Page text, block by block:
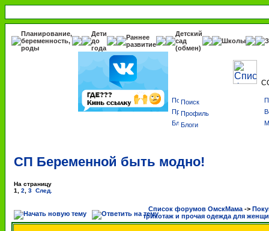
Планирование,
беременность,
роды
Дети
до
года
Раннее
развитие
Детский
сад
(обмен)
Школы
Поиск
Профиль
Блоги
СП Беременной быть модно!
На страницу
1
2 3 След.
Список форумов ОмскМама ->
трикотаж и прочая одежда для